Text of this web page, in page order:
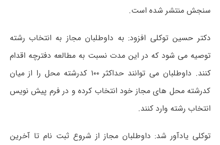
سنجش منتشر شده است.
دکتر حسین توکلی افزود: به داوطلبان مجاز به انتخاب رشته
توصیه می شود که در این مدت نسبت به مطالعه دفترچه اقدام
کنند. داوطلبان می توانند حداکثر ۱۰۰ کدرشته محل را از میان
کدرشته محل های مجاز خود انتخاب کرده و در فرم پیش نویس
انتخاب رشته وارد کنند.
توکلی یادآور شد: داوطلبان مجاز از شروع ثبت نام تا آخرین